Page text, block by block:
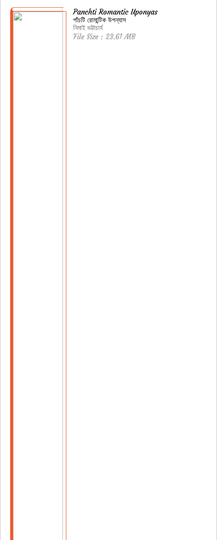
Panchti Romantic Uponyas
পাঁচটি রোমান্টিক উপন্যাস
নিমাই ভট্টাচার্য
File Size : 23.61 MB